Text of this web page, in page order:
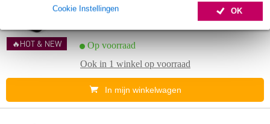
OK
Cookie Instellingen
🔥HOT & NEW
Op voorraad
Ook in 1 winkel op voorraad
In mijn winkelwagen